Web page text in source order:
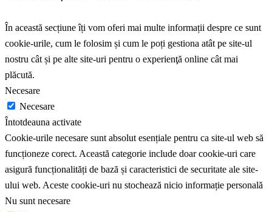
În această secțiune îți vom oferi mai multe informații despre ce sunt
cookie-urile, cum le folosim și cum le poți gestiona atât pe site-ul
nostru cât și pe alte site-uri pentru o experienţă online cât mai
plăcută.
Necesare
Necesare
Întotdeauna activate
Cookie-urile necesare sunt absolut esențiale pentru ca site-ul web să
funcționeze corect. Această categorie include doar cookie-uri care
asigură funcționalități de bază și caracteristici de securitate ale site-
ului web. Aceste cookie-uri nu stochează nicio informație personală
Nu sunt necesare